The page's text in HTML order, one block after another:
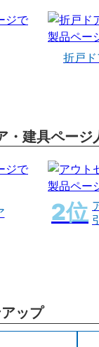
折戸
・建具ページ
ップ